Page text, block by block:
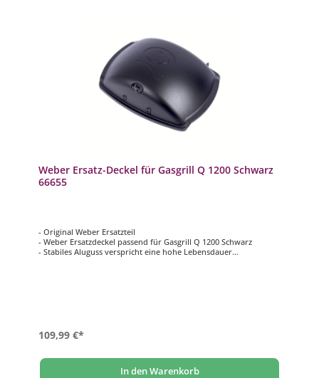
Weber Ersatz-Deckel für Gasgrill Q 1200 Schwarz
66655
- Original Weber Ersatzteil
- Weber Ersatzdeckel passend für Gasgrill Q 1200 Schwarz
- Stabiles Aluguss verspricht eine hohe Lebensdauer
109,99 €*
In den Warenkorb